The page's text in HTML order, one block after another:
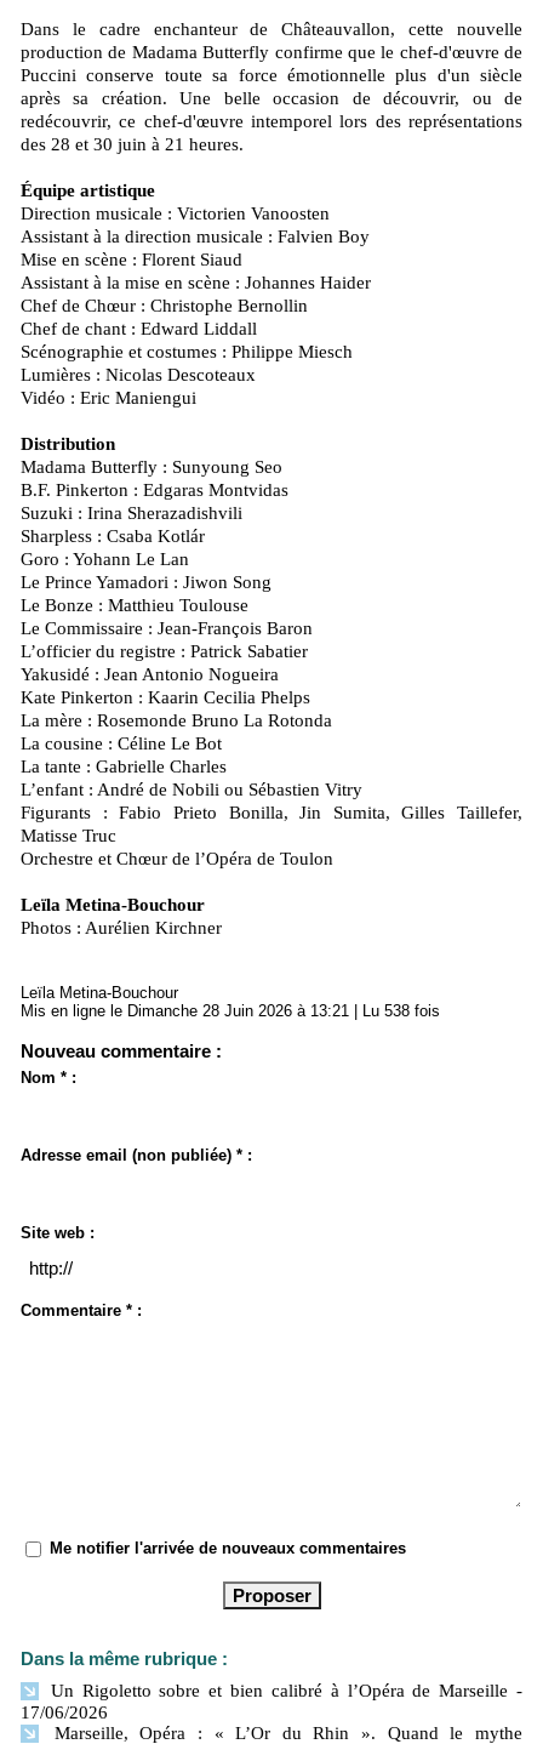
Dans le cadre enchanteur de Châteauvallon, cette nouvelle
production de Madama Butterfly confirme que le chef-d'œuvre de
Puccini conserve toute sa force émotionnelle plus d'un siècle
après sa création. Une belle occasion de découvrir, ou de
redécouvrir, ce chef-d'œuvre intemporel lors des représentations
des 28 et 30 juin à 21 heures.
Équipe artistique
Direction musicale : Victorien Vanoosten
Assistant à la direction musicale : Falvien Boy
Mise en scène : Florent Siaud
Assistant à la mise en scène : Johannes Haider
Chef de Chœur : Christophe Bernollin
Chef de chant : Edward Liddall
Scénographie et costumes : Philippe Miesch
Lumières : Nicolas Descoteaux
Vidéo : Eric Maniengui
Distribution
Madama Butterfly : Sunyoung Seo
B.F. Pinkerton : Edgaras Montvidas
Suzuki : Irina Sherazadishvili
Sharpless : Csaba Kotlár
Goro : Yohann Le Lan
Le Prince Yamadori : Jiwon Song
Le Bonze : Matthieu Toulouse
Le Commissaire : Jean‑François Baron
L’officier du registre : Patrick Sabatier
Yakusidé : Jean Antonio Nogueira
Kate Pinkerton : Kaarin Cecilia Phelps
La mère : Rosemonde Bruno La Rotonda
La cousine : Céline Le Bot
La tante : Gabrielle Charles
L’enfant : André de Nobili ou Sébastien Vitry
Figurants : Fabio Prieto Bonilla, Jin Sumita, Gilles Taillefer,
Matisse Truc
Orchestre et Chœur de l’Opéra de Toulon
Leïla Metina-Bouchour
Photos : Aurélien Kirchner
Leïla Metina-Bouchour
Mis en ligne le Dimanche 28 Juin 2026 à 13:21 | Lu 538 fois
Nouveau commentaire :
Nom * :
Adresse email (non publiée) * :
Site web :
Commentaire * :
Me notifier l'arrivée de nouveaux commentaires
Dans la même rubrique :
Un Rigoletto sobre et bien calibré à l’Opéra de Marseille -
17/06/2026
Marseille, Opéra : « L’Or du Rhin ». Quand le mythe